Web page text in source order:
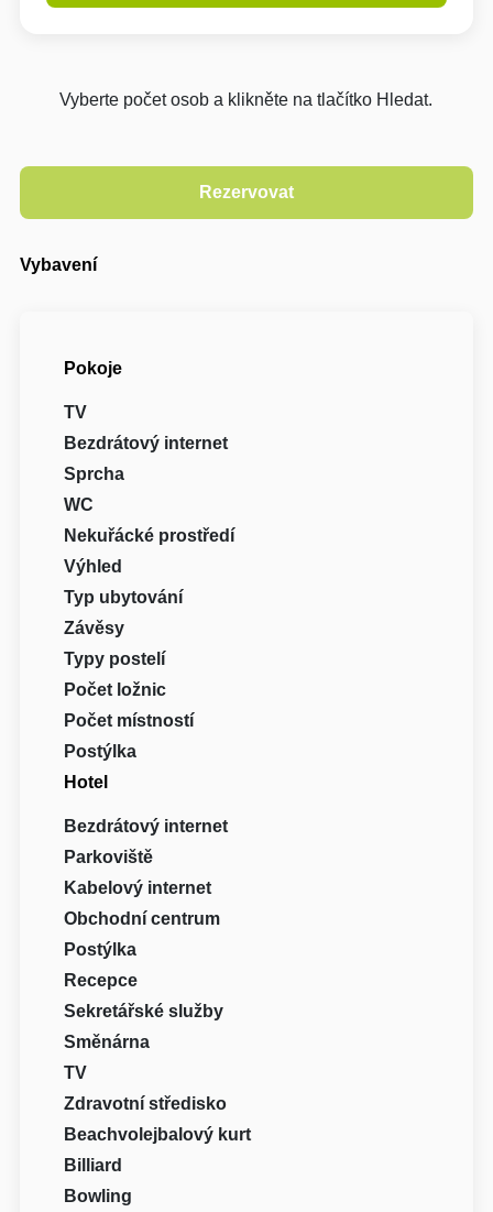
Vyberte počet osob a klikněte na tlačítko Hledat.
Vybavení
Pokoje
TV
Bezdrátový internet
Sprcha
WC
Nekuřácké prostředí
Výhled
Typ ubytování
Závěsy
Typy postelí
Počet ložnic
Počet místností
Postýlka
Hotel
Bezdrátový internet
Parkoviště
Kabelový internet
Obchodní centrum
Postýlka
Recepce
Sekretářské služby
Směnárna
TV
Zdravotní středisko
Beachvolejbalový kurt
Billiard
Bowling